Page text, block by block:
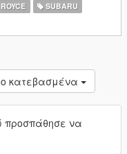
SUBARU
κατεβασμένα
προσπάθησε να